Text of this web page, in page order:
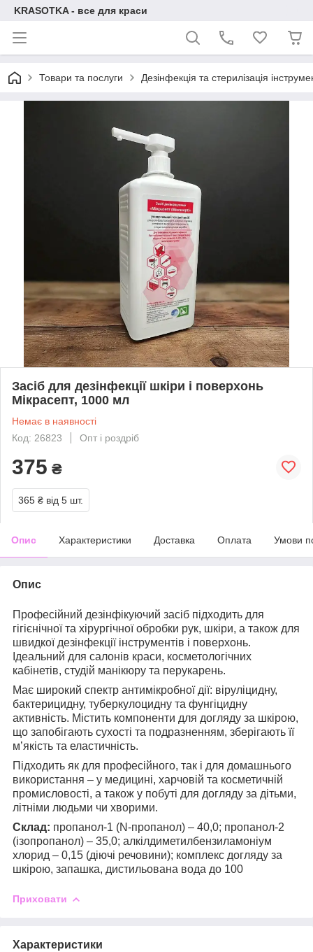
KRASOTKA - все для краси
Товари та послуги Дезінфекція та стерилізація
Засіб для дезінфекції шкіри і поверхонь
Мікрасепт, 1000 мл
Немає в наявності
Код: 26823
Опт і роздріб
375 ₴
365 ₴ від 5 шт.
Опис Характеристики Доставка Оплата Умови
Опис
Професійний дезінфікуючий засіб підходить для
гігієнічної та хірургічної обробки рук, шкіри, а також для
швидкої дезінфекції інструментів і поверхонь.
Ідеальний для салонів краси, косметологічних
кабінетів, студій манікюру та перукарень.
Має широкий спектр антимікробної дії: віруліцидну,
бактерицидну, туберкулоцидну та фунгіцидну
активність. Містить компоненти для догляду за шкірою,
що запобігають сухості та подразненням, зберігають її
м’якість та еластичність.
Підходить як для професійного, так і для домашнього
використання – у медицині, харчовій та косметичній
промисловості, а також у побуті для догляду за дітьми,
літніми людьми чи хворими.
Склад: пропанол-1 (N-пропанол) – 40,0; пропанол-2
(ізопропанол) – 35,0; алкілдиметилбензиламоніум
хлорид – 0,15 (діючі речовини); комплекс догляду за
шкірою, запашка, дистильована вода до 100
Приховати
Характеристики